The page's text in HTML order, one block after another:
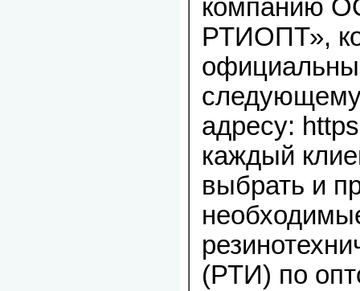
компанию
РТИОПТ»,
адресу:
каждый
выбрать и
(РТИ) по